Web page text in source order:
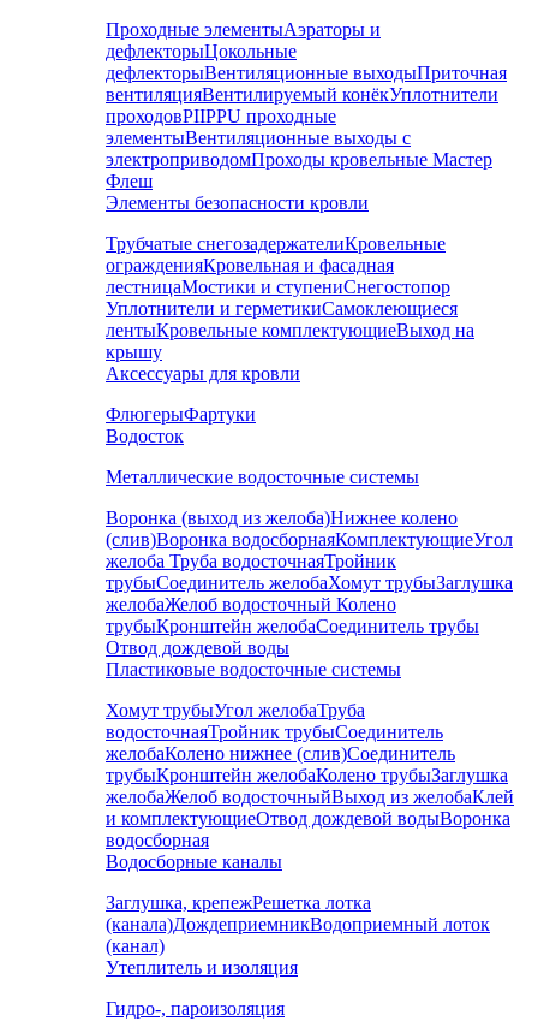
Проходные элементыАэраторы и
дефлекторыЦокольные
дефлекторыВентиляционные выходыПриточная
вентиляцияВентилируемый конёкУплотнители
проходовPIIPPU проходные
элементыВентиляционные выходы с
электроприводомПроходы кровельные Мастер
Флеш
Элементы безопасности кровли
Трубчатые снегозадержателиКровельные
огражденияКровельная и фасадная
лестницаМостики и ступениСнегостопор
Уплотнители и герметикиСамоклеющиеся
лентыКровельные комплектующиеВыход на
крышу
Аксессуары для кровли
ФлюгерыФартуки
Водосток
Металлические водосточные системы
Воронка (выход из желоба)Нижнее колено
(слив)Воронка водосборнаяКомплектующиеУгол
желоба Труба водосточнаяТройник
трубыСоединитель желобаХомут трубыЗаглушка
желобаЖелоб водосточный Колено
трубыКронштейн желобаСоединитель трубы
Отвод дождевой воды
Пластиковые водосточные системы
Хомут трубыУгол желобаТруба
водосточнаяТройник трубыСоединитель
желобаКолено нижнее (слив)Соединитель
трубыКронштейн желобаКолено трубыЗаглушка
желобаЖелоб водосточныйВыход из желобаКлей
и комплектующиеОтвод дождевой водыВоронка
водосборная
Водосборные каналы
Заглушка, крепежРешетка лотка
(канала)ДождеприемникВодоприемный лоток
(канал)
Утеплитель и изоляция
Гидро-, пароизоляция